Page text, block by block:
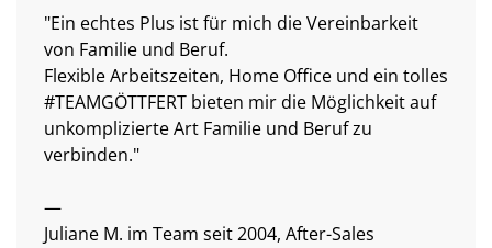
"Ein echtes Plus ist für mich die Vereinbarkeit
von Familie und Beruf.
Flexible Arbeitszeiten, Home Office und ein tolles
#TEAMGÖTTFERT bieten mir die Möglichkeit auf
unkomplizierte Art Familie und Beruf zu
verbinden."
—
Juliane M. im Team seit 2004, After-Sales